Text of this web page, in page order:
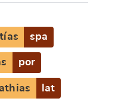
spa
por
lat